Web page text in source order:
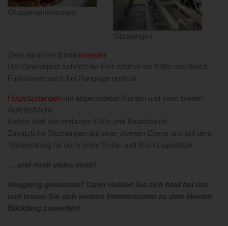
Gruppeneinstreunest
Sitzstangen
Zwei attraktive Einstreunester
Der Dinkelspelz schützt die Eier optimal vor Kälte und Bruch
Funktioniert auch bei Hanglage optimal
Holzsitzstangen mit abgerundeten Kanten und einer breiten
Auftrittsfläche
Geben Halt und entlasten Füße und Brustbeineh
Zusätzliche Sitzstangen auf einer zweiten Ebene und auf dem
Tränkestrang für noch mehr Ruhe- und Rückzugsplätze
… und noch vieles mehr!
Neugierig geworden? Dann melden Sie sich bald bei uns
und lassen Sie sich weitere Informationen zu dem kleinen
Blickfang zusenden!